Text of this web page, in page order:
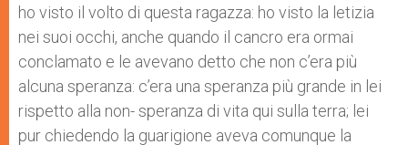
ho visto il volto di questa ragazza: ho visto la letizia
nei suoi occhi, anche quando il cancro era ormai
conclamato e le avevano detto che non c’era più
alcuna speranza: c’era una speranza più grande in lei
rispetto alla non- speranza di vita qui sulla terra; lei
pur chiedendo la guarigione aveva comunque la